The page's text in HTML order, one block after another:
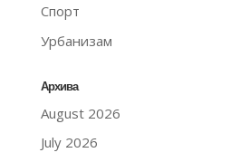
Спорт
Урбанизам
Архива
August 2026
July 2026